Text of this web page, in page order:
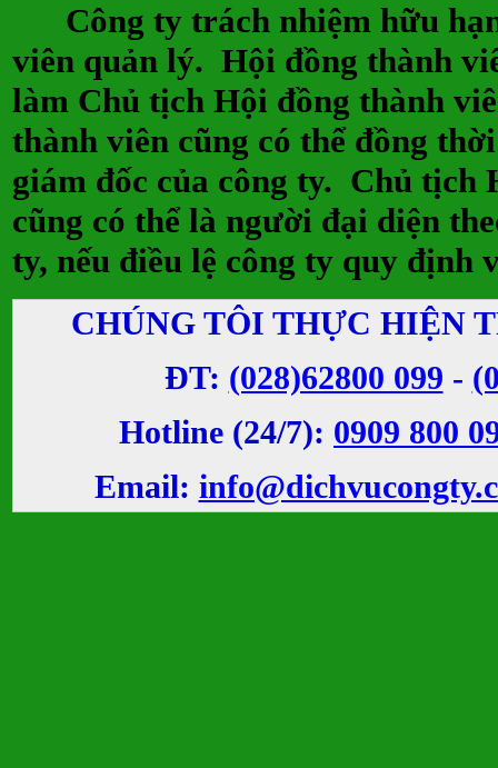
Công ty trách nhiệm hữu
viên quản lý. Hội đồng thành
làm Chủ tịch Hội đồng thành
thành viên cũng có thể đồng
giám đốc của công ty. Chủ tịch
cũng có thể là người đại diện
ty, nếu điều lệ công ty quy định
CHÚNG TÔI THỰC HIỆN
ĐT: (028)62800 099 -
Hotline (24/7): 0909 800
Email: